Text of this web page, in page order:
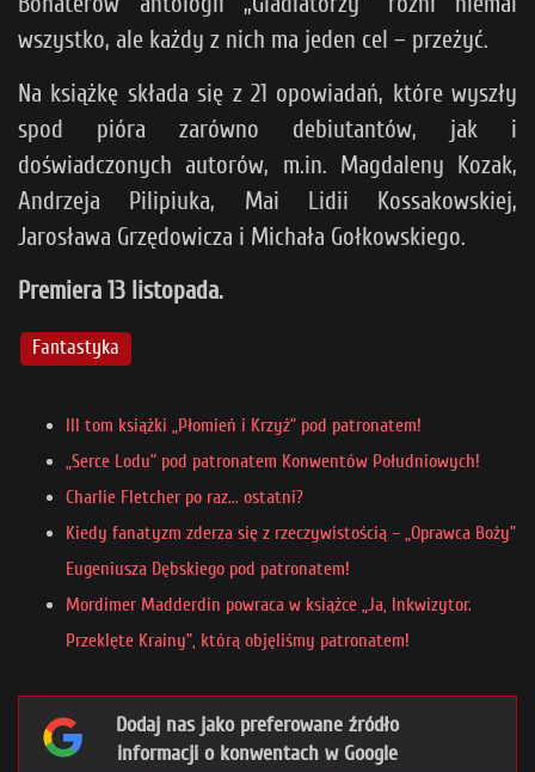
wszystko, ale każdy z nich ma jeden cel – przeżyć.
Na książkę składa się z 21 opowiadań, które wyszły
spod pióra zarówno debiutantów, jak i
doświadczonych autorów, m.in. Magdaleny Kozak,
Andrzeja Pilipiuka, Mai Lidii Kossakowskiej,
Jarosława Grzędowicza i Michała Gołkowskiego.
Premiera 13 listopada.
Fantastyka
III tom książki „Płomień i Krzyż” pod patronatem!
„Serce Lodu” pod patronatem Konwentów Południowych!
Charlie Fletcher po raz... ostatni?
Kiedy fanatyzm zderza się z rzeczywistością – „Oprawca Boży”
Eugeniusza Dębskiego pod patronatem!
Mordimer Madderdin powraca w książce „Ja, Inkwizytor.
Przeklęte Krainy”, którą objęliśmy patronatem!
Dodaj nas jako preferowane źródło
informacji o konwentach w Google